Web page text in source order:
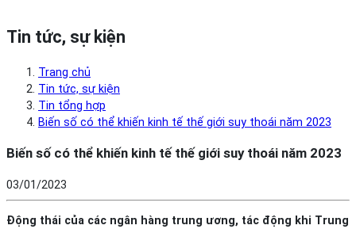
Tin tức, sự kiện
Trang chủ
Tin tức, sự kiện
Tin tổng hợp
Biến số có thể khiến kinh tế thế giới suy thoái năm 2023
Biến số có thể khiến kinh tế thế giới suy thoái năm 2023
03/01/2023
Động thái của các ngân hàng trung ương, tác động khi Trung